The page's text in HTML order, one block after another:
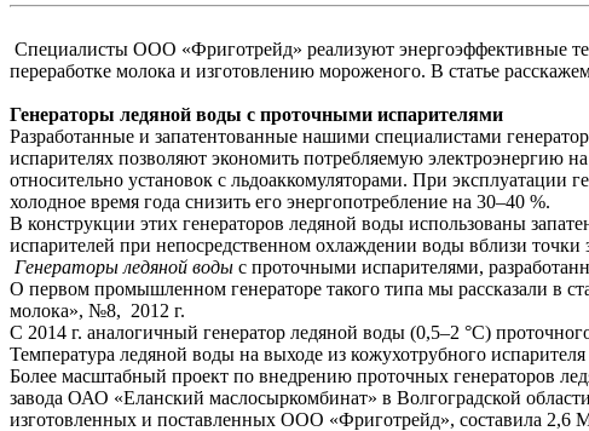
Специалисты ООО «Фриготрейд» реализуют энергоэффективные
переработке молока и изготовлению мороженого. В статье
Генераторы ледяной воды с проточными испарителями
Разработанные и запатентованные нашими специалистами
испарителях позволяют экономить потребляемую электроэнергию
относительно установок с льдоаккомуляторами. При эксплуатации
холодное время года снизить его энергопотребление на 30–40 %.
В конструкции этих генераторов ледяной воды использованы
испарителей при непосредственном охлаждении воды вблизи точки
Генераторы ледяной воды с проточными испарителями,
О первом промышленном генераторе такого типа мы рассказали в
молока», №8, 2012 г.
С 2014 г. аналогичный генератор ледяной воды (0,5–2 °С)
Температура ледяной воды на выходе из кожухотрубного
Более масштабный проект по внедрению проточных генераторов
завода ОАО «Еланский маслосыркомбинат» в Волгоградской
изготовленных и поставленных ООО «Фриготрейд», составила 2,6